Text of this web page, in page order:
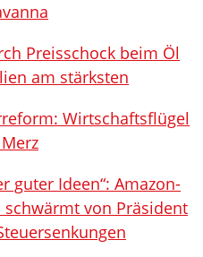
Preisschock beim Öl
am stärksten
Wirtschaftsflügel
guter Ideen“: Amazon-
schwärmt von Präsident